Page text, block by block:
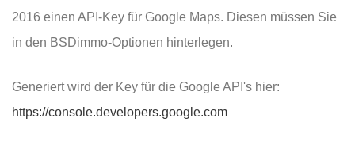
2016 einen API-Key für Google Maps. Diesen müssen Sie
in den BSDimmo-Optionen hinterlegen.
Generiert wird der Key für die Google API's hier:
https://console.developers.google.com